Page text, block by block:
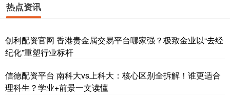
热点资讯
创利配资官网 香港贵金属交易平台哪家强？极致金业以“去经
纪化”重塑行业标杆
信德配资平台 南科大vs上科大：核心区别全拆解！谁更适合
理科生？学业+前景一文读懂